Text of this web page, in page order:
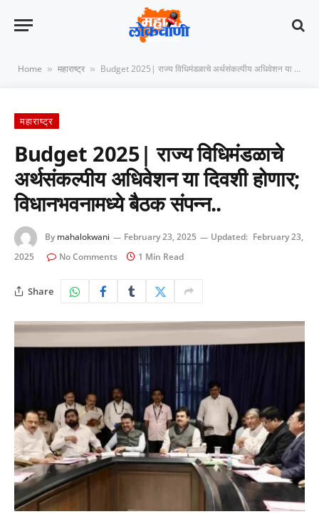
Home » महाराष्ट्र » Budget 2025| राज्य विधिमंडळाचे अर्थसंकल्पीय अधिवेशन या दिवशी होणार; विधानभवनामध्ये बैठक संपन्न..
महाराष्ट्र
Budget 2025| राज्य विधिमंडळाचे
अर्थसंकल्पीय अधिवेशन या दिवशी होणार;
विधानभवनामध्ये बैठक संपन्न..
By mahalokwani February 23, 2025 Updated: February 23,
2025
No Comments 1 Min Read
Share